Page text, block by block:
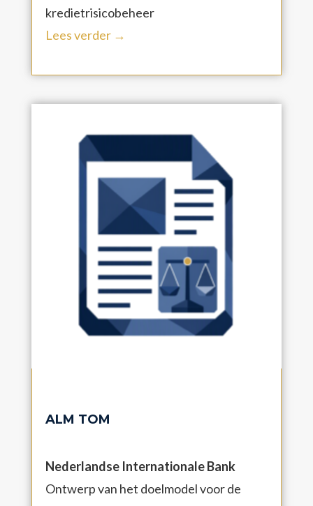
kredietrisicobeheer
Lees verder →
ALM TOM
Nederlandse Internationale Bank
Ontwerp van het doelmodel voor de